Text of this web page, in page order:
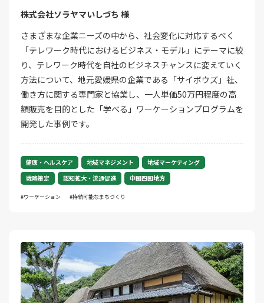
株式会社ソラヤマいしづち 様
さまざまな企業ニーズの中から、社会変化に対応するべく
「テレワーク時代におけるビジネス・モデル」にテーマに絞
り、テレワーク時代を自社のビジネスチャンスに変えていく
方法について、地元愛媛県の企業である「サイボウズ」社、
働き方に関する専門家と協業し、一人単価50万円程度の高
額販売を目的とした「学べる」ワーケーションプログラムを
開発した事例です。
健康・ヘルスケア 地域マネジメント
地域マーケティング
戦略策定
認知拡大・流通促進 中国四国地方
ワーケーション 持続可能なまちづくり